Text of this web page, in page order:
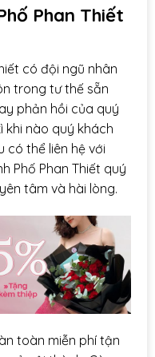
Phan Thiết
có đội ngũ nhân
trong tư thế sẵn
phản hồi của quý
khi nào quý khách
có thể liên hệ với
Phố Phan Thiết quý
tâm và hài lòng.
toàn miễn phí tận